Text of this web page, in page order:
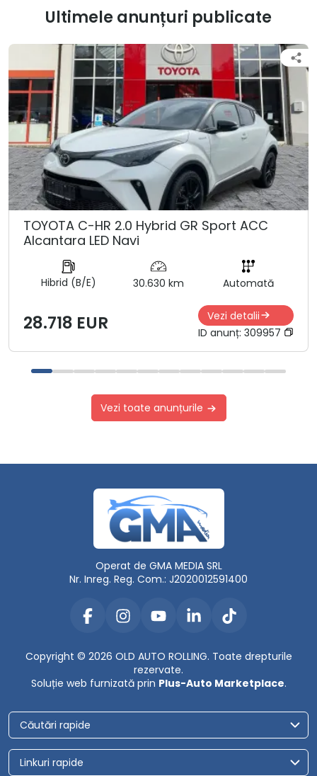
Ultimele anunțuri publicate
TOYOTA C-HR 2.0 Hybrid GR Sport ACC
Alcantara LED Navi
Hibrid (B/E) 30.630 km Automată
28.718 EUR
Vezi detalii
ID anunț: 309957
Vezi toate anunțurile
Operat de GMA MEDIA SRL
Nr. Inreg. Reg. Com.: J2020012591400
Copyright © 2026 OLD AUTO ROLLING. Toate drepturile
rezervate.
Soluție web furnizată prin Plus-Auto Marketplace.
Căutări rapide
Linkuri rapide